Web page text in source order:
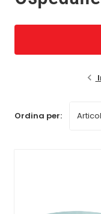
Ordina per: